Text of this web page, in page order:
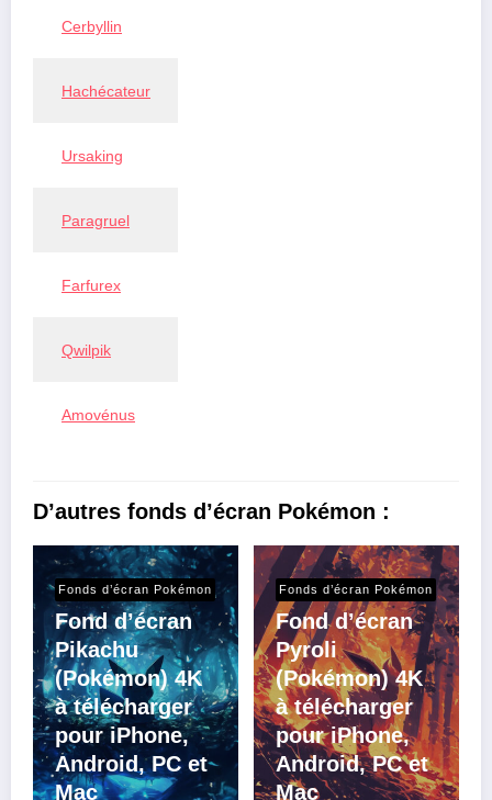
Cerbyllin
Hachécateur
Ursaking
Paragruel
Farfurex
Qwilpik
Amovénus
D’autres fonds d’écran Pokémon :
Fonds d’écran Pokémon
Fond d’écran
Pikachu
(Pokémon) 4K
à télécharger
pour iPhone,
Android, PC et
Mac
Fonds d’écran Pokémon
Fond d’écran
Pyroli
(Pokémon) 4K
à télécharger
pour iPhone,
Android, PC et
Mac